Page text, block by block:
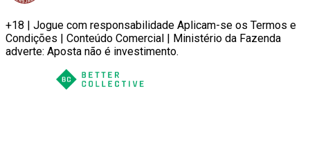
+18 | Jogue com responsabilidade Aplicam-se os Termos e
Condições | Conteúdo Comercial | Ministério da Fazenda
adverte: Aposta não é investimento.